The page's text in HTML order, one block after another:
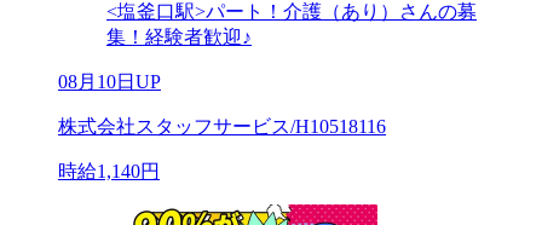
<塩釜口駅>パート！介護（あり）さんの募
集！経験者歓迎♪
08月10日UP
株式会社スタッフサービス/H10518116
時給1,140円